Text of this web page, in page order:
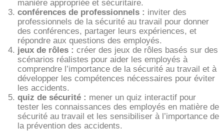
manière appropriée et sécuritaire.
conférences de professionnels : inviter des
professionnels de la sécurité au travail pour donner
des conférences, partager leurs expériences, et
répondre aux questions des employés.
jeux de rôles : créer des jeux de rôles basés sur des
scénarios réalistes pour aider les employés à
comprendre l’importance de la sécurité au travail et à
développer les compétences nécessaires pour éviter
les accidents.
quiz de sécurité : mener un quiz interactif pour
tester les connaissances des employés en matière de
sécurité au travail et les sensibiliser à l’importance de
la prévention des accidents.